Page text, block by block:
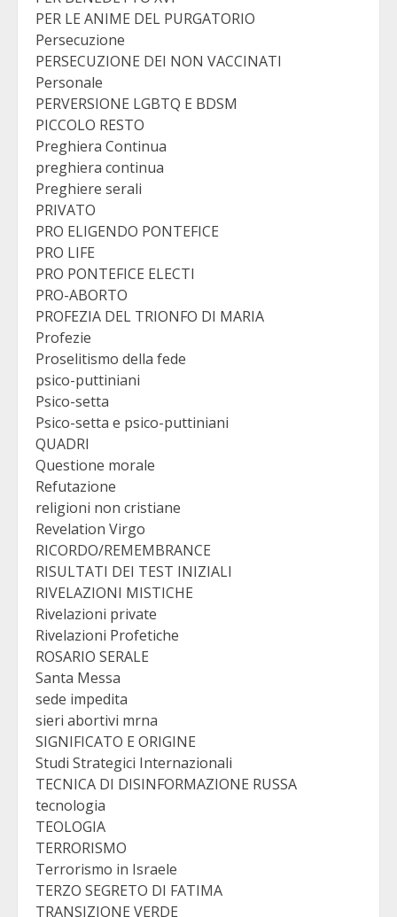
PER LE ANIME DEL PURGATORIO
Persecuzione
PERSECUZIONE DEI NON VACCINATI
Personale
PERVERSIONE LGBTQ E BDSM
PICCOLO RESTO
Preghiera Continua
preghiera continua
Preghiere serali
PRIVATO
PRO ELIGENDO PONTEFICE
PRO LIFE
PRO PONTEFICE ELECTI
PRO-ABORTO
PROFEZIA DEL TRIONFO DI MARIA
Profezie
Proselitismo della fede
psico-puttiniani
Psico-setta
Psico-setta e psico-puttiniani
QUADRI
Questione morale
Refutazione
religioni non cristiane
Revelation Virgo
RICORDO/REMEMBRANCE
RISULTATI DEI TEST INIZIALI
RIVELAZIONI MISTICHE
Rivelazioni private
Rivelazioni Profetiche
ROSARIO SERALE
Santa Messa
sede impedita
sieri abortivi mrna
SIGNIFICATO E ORIGINE
Studi Strategici Internazionali
TECNICA DI DISINFORMAZIONE RUSSA
tecnologia
TEOLOGIA
TERRORISMO
Terrorismo in Israele
TERZO SEGRETO DI FATIMA
TRANSIZIONE VERDE